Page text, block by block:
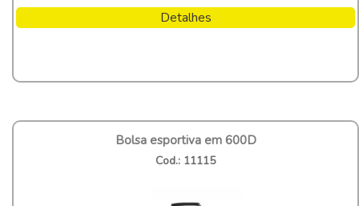
Detalhes
Bolsa esportiva em 600D
Cod.: 11115